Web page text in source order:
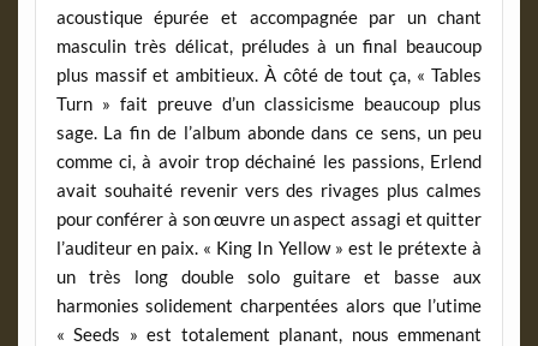
acoustique épurée et accompagnée par un chant
masculin très délicat, préludes à un final beaucoup
plus massif et ambitieux. À côté de tout ça, « Tables
Turn » fait preuve d’un classicisme beaucoup plus
sage. La fin de l’album abonde dans ce sens, un peu
comme ci, à avoir trop déchainé les passions, Erlend
avait souhaité revenir vers des rivages plus calmes
pour conférer à son œuvre un aspect assagi et quitter
l’auditeur en paix. « King In Yellow » est le prétexte à
un très long double solo guitare et basse aux
harmonies solidement charpentées alors que l’utime
« Seeds » est totalement planant, nous emmenant